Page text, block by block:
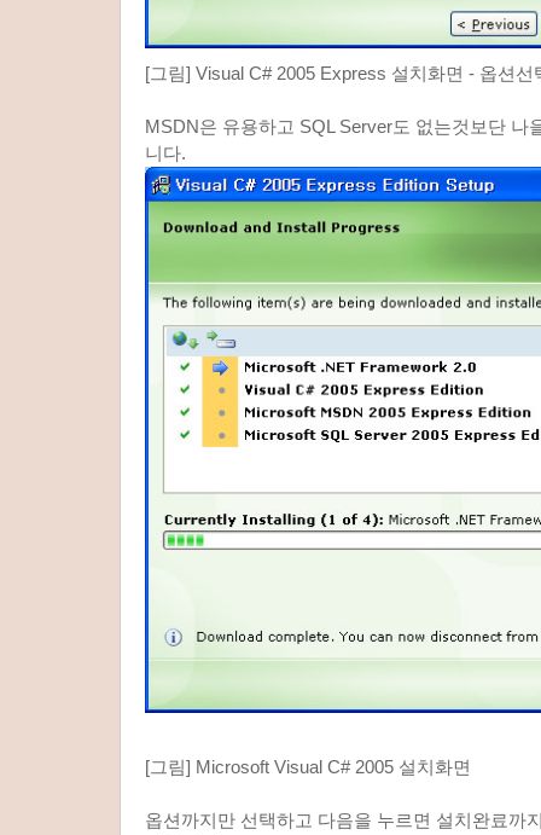
[그림] Visual C# 2005 Express 설치화면 - 옵션선
MSDN은 유용하고 SQL Server도 없는것보단 나
니다.
[그림] Microsoft Visual C# 2005 설치화면
옵션까지만 선택하고 다음을 누르면 설치완료까